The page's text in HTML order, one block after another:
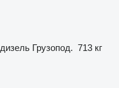
дизель Грузопод. 713 кг